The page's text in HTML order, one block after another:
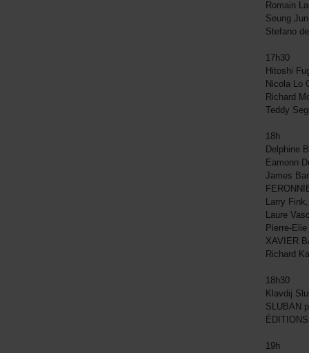
Romain
Seung
Stefano
17h30
Hitoshi
Nicola Lo
Richard
Teddy
18h
Delphine
Eamonn
James
Larry
Laure
Pierre-
XAVIER
Richard
18h30
Klavdij
SLUBAN
19h